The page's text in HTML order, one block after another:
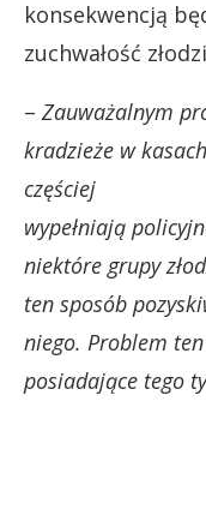
konsekwencją
zuchwałość
– Zauważalnym
kradzieże w
częściej
wypełniają
niektóre grupy
ten sposób
niego. Problem
posiadające tego